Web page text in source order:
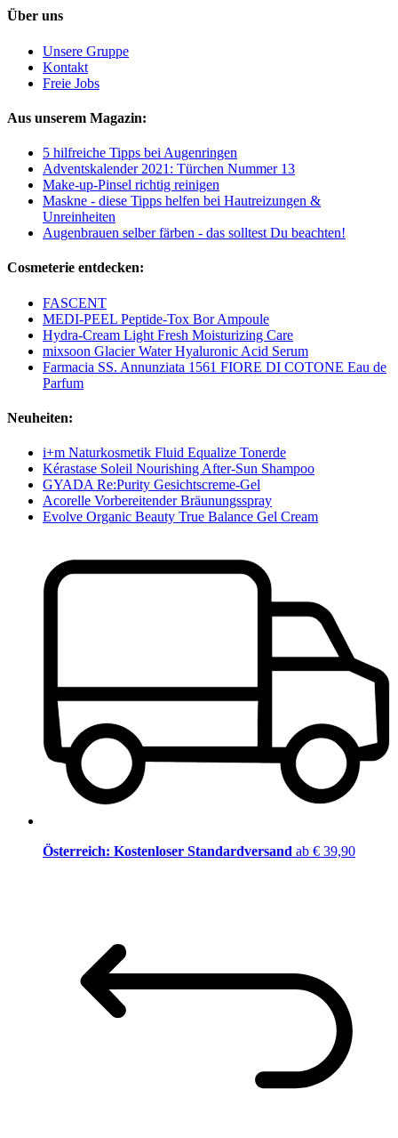
Über uns
Unsere Gruppe
Kontakt
Freie Jobs
Aus unserem Magazin:
5 hilfreiche Tipps bei Augenringen
Adventskalender 2021: Türchen Nummer 13
Make-up-Pinsel richtig reinigen
Maskne - diese Tipps helfen bei Hautreizungen &
Unreinheiten
Augenbrauen selber färben - das solltest Du beachten!
Cosmeterie entdecken:
FASCENT
MEDI-PEEL Peptide-Tox Bor Ampoule
Hydra-Cream Light Fresh Moisturizing Care
mixsoon Glacier Water Hyaluronic Acid Serum
Farmacia SS. Annunziata 1561 FIORE DI COTONE Eau de
Parfum
Neuheiten:
i+m Naturkosmetik Fluid Equalize Tonerde
Kérastase Soleil Nourishing After-Sun Shampoo
GYADA Re:Purity Gesichtscreme-Gel
Acorelle Vorbereitender Bräunungsspray
Evolve Organic Beauty True Balance Gel Cream
Österreich: Kostenloser Standardversand ab € 39,90